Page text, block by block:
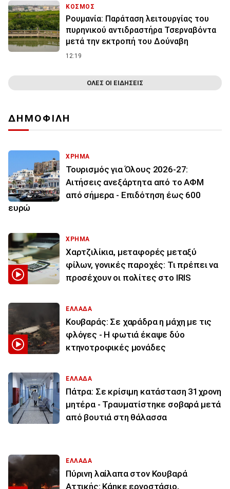
ΚΟΣΜΟΣ
Ρουμανία: Παράταση λειτουργίας του
πυρηνικού αντιδραστήρα Τσερναβόντα
μετά την εκτροπή του Δούναβη
12:19
ΟΛΕΣ ΟΙ ΕΙΔΗΣΕΙΣ
ΔΗΜΟΦΙΛΗ
ΧΡΗΜΑ
Τουρισμός για Όλους 2026-27:
Αιτήσεις ανεξάρτητα από το ΑΦΜ
από σήμερα - Επιδότηση έως 600
ευρώ
ΧΡΗΜΑ
Χαρτζιλίκια, μεταφορές μεταξύ
φίλων, γονικές παροχές: Τι πρέπει να
προσέχουν οι πολίτες στο IRIS
ΕΛΛΑΔΑ
Κουβαράς: Σε χαράδρα η μάχη με τις
φλόγες - Η φωτιά έκαψε δύο
κτηνοτροφικές μονάδες
ΕΛΛΑΔΑ
Πάτρα: Σε κρίσιμη κατάσταση 31χρονη
μητέρα - Τραυματίστηκε σοβαρά μετά
από βουτιά στη θάλασσα
ΕΛΛΑΔΑ
Πύρινη λαίλαπα στον Κουβαρά
Αττικής: Κάηκε εργοστάσιο,